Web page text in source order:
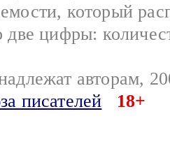
который
две цифры:
авторам,
писателей
18+